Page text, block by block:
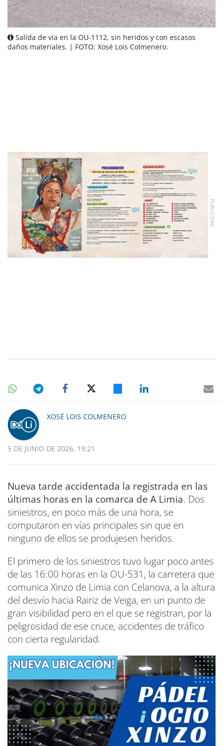
Salida de vía en la OU-1112, sin heridos y con escasos
daños materiales. | FOTO: Xosé Lois Colmenero.
XOSÉ LOIS COLMENERO
5 DE JUNIO DE 2026, 19:21
Nueva tarde accidentada la registrada en las
últimas horas en la comarca de A Limia. Dos
siniestros, en poco más de una hora, se
computaron en vías principales sin que en
ninguno de ellos se produjesen heridos.
El primero de los siniestros tuvo lugar poco antes
de las 16:00 horas en la OU-531, la carretera que
comunica Xinzo de Limia con Celanova, a la altura
del desvío hacia Rairiz de Veiga, en un punto de
gran visibilidad pero en el que se registran, por la
peligrosidad de ese cruce, accidentes de tráfico
con cierta regularidad.